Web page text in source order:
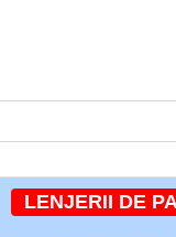
LENJERII DE